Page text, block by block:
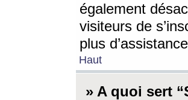
également
visiteurs de
plus
Haut
» A quoi sert